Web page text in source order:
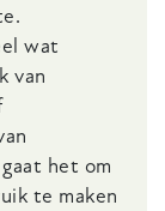
wat
van
het om
te maken